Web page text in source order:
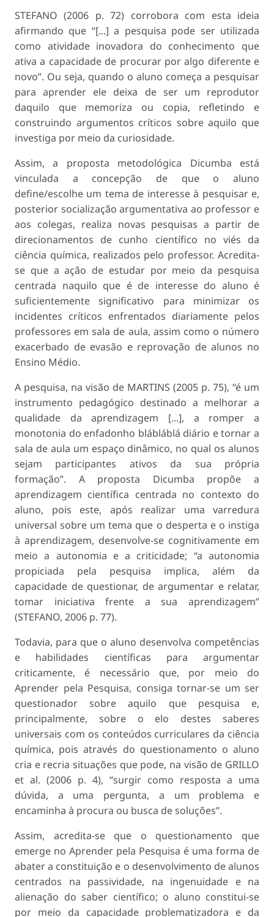
STEFANO (2006 p. 72) corrobora com esta ideia
afirmando que “[...] a pesquisa pode ser utilizada
como atividade inovadora do conhecimento que
ativa a capacidade de procurar por algo diferente e
novo”. Ou seja, quando o aluno começa a pesquisar
para aprender ele deixa de ser um reprodutor
daquilo que memoriza ou copia, refletindo e
construindo argumentos críticos sobre aquilo que
investiga por meio da curiosidade.
Assim, a proposta metodológica Dicumba está
vinculada a concepção de que o aluno
define/escolhe um tema de interesse à pesquisar e,
posterior socialização argumentativa ao professor e
aos colegas, realiza novas pesquisas a partir de
direcionamentos de cunho científico no viés da
ciência química, realizados pelo professor. Acredita-
se que a ação de estudar por meio da pesquisa
centrada naquilo que é de interesse do aluno é
suficientemente significativo para minimizar os
incidentes críticos enfrentados diariamente pelos
professores em sala de aula, assim como o número
exacerbado de evasão e reprovação de alunos no
Ensino Médio.
A pesquisa, na visão de MARTINS (2005 p. 75), “é um
instrumento pedagógico destinado a melhorar a
qualidade da aprendizagem [...], a romper a
monotonia do enfadonho blábláblá diário e tornar a
sala de aula um espaço dinâmico, no qual os alunos
sejam participantes ativos da sua própria
formação”. A proposta Dicumba propõe a
aprendizagem científica centrada no contexto do
aluno, pois este, após realizar uma varredura
universal sobre um tema que o desperta e o instiga
à aprendizagem, desenvolve-se cognitivamente em
meio a autonomia e a criticidade; “a autonomia
propiciada pela pesquisa implica, além da
capacidade de questionar, de argumentar e relatar,
tomar iniciativa frente a sua aprendizagem”
(STEFANO, 2006 p. 77).
Todavia, para que o aluno desenvolva competências
e habilidades científicas para argumentar
criticamente, é necessário que, por meio do
Aprender pela Pesquisa, consiga tornar-se um ser
questionador sobre aquilo que pesquisa e,
principalmente, sobre o elo destes saberes
universais com os conteúdos curriculares da ciência
química, pois através do questionamento o aluno
cria e recria situações que pode, na visão de GRILLO
et al. (2006 p. 4), “surgir como resposta a uma
dúvida, a uma pergunta, a um problema e
encaminha à procura ou busca de soluções”.
Assim, acredita-se que o questionamento que
emerge no Aprender pela Pesquisa é uma forma de
abater a constituição e o desenvolvimento de alunos
centrados na passividade, na ingenuidade e na
alienação do saber científico; o aluno constitui-se
por meio da capacidade problematizadora e da